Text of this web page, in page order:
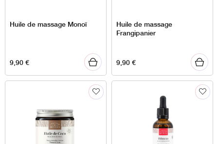
Huile de massage Monoï
9,90€
Huile de massage
Frangipanier
9,90€